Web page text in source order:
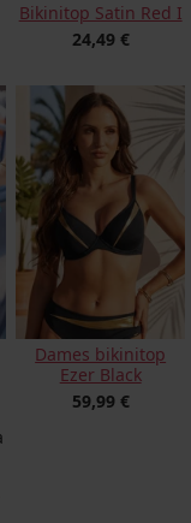
Bikinitop Satin Red I
24,49 €
Dames bikinitop
Ezer Black
59,99 €